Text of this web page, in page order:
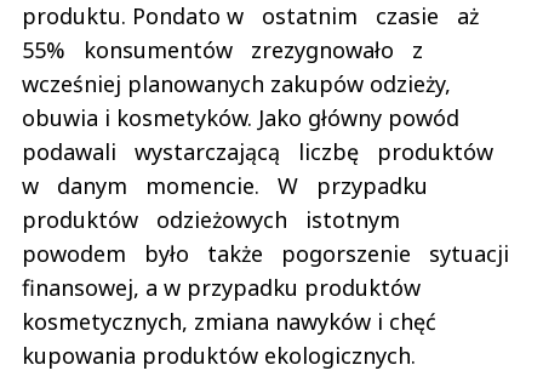
produktu. Pondato w ostatnim czasie aż
55% konsumentów zrezygnowało z
wcześniej planowanych zakupów odzieży,
obuwia i kosmetyków. Jako główny powód
podawali wystarczającą liczbę produktów
w danym momencie. W przypadku
produktów odzieżowych istotnym
powodem było także pogorszenie sytuacji
finansowej, a w przypadku produktów
kosmetycznych, zmiana nawyków i chęć
kupowania produktów ekologicznych.